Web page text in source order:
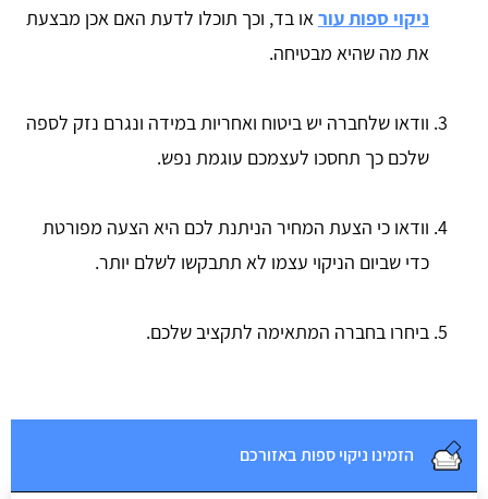
ניקוי ספות עוראו בד, וכך תוכלו לדעת האם אכן מבצעת
את מה שהיא מבטיחה.
וודאו שלחברה יש ביטוח ואחריות במידה ונגרם נזק לספה
שלכם כך תחסכו לעצמכם עוגמת נפש.
וודאו כי הצעת המחיר הניתנת לכם היא הצעה מפורטת
כדי שביום הניקוי עצמו לא תתבקשו לשלם יותר.
ביחרו בחברה המתאימה לתקציב שלכם.
הזמינו ניקוי ספות באזורכם